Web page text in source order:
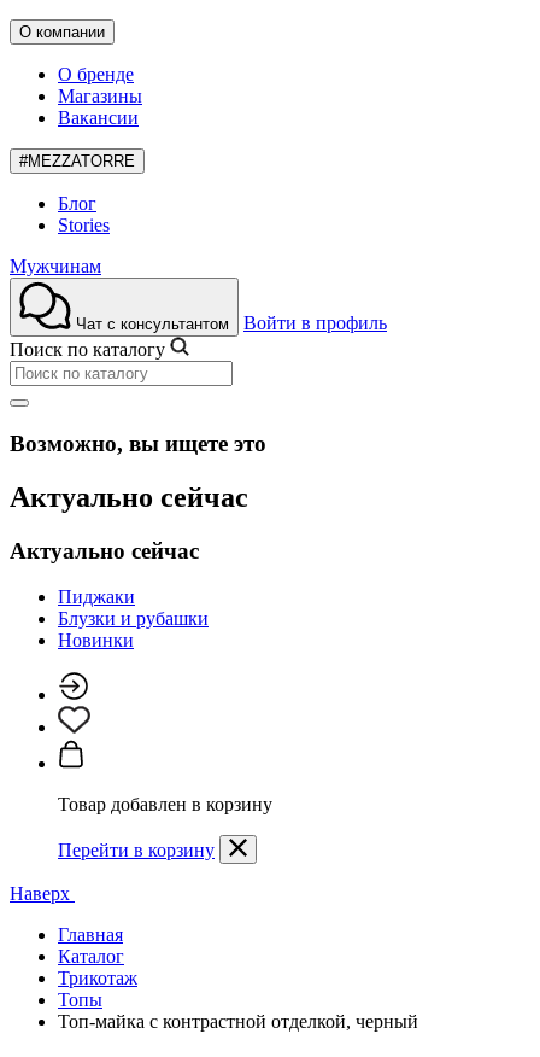
О компании
О бренде
Магазины
Вакансии
#MEZZATORRE
Блог
Stories
Мужчинам
Чат с консультантом
Войти в профиль
Поиск по каталогу
Возможно, вы ищете это
Актуально сейчас
Актуально сейчас
Пиджаки
Блузки и рубашки
Новинки
Товар добавлен в корзину
Перейти в корзину
Наверх
Главная
Каталог
Трикотаж
Топы
Топ-майка с контрастной отделкой, черный